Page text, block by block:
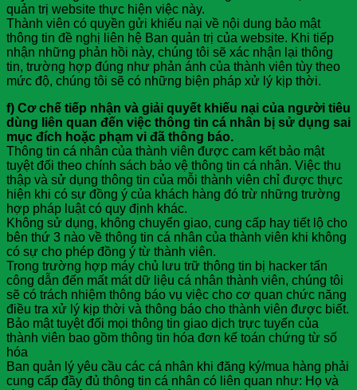
quản trị website thực hiện việc này.
Thành viên có quyền gửi khiếu nại về nội dung bảo mật
thông tin đề nghị liên hệ Ban quản trị của website. Khi tiếp
nhận những phản hồi này, chúng tôi sẽ xác nhận lại thông
tin, trường hợp đúng như phản ánh của thành viên tùy theo
mức độ, chúng tôi sẽ có những biện pháp xử lý kịp thời.
f) Cơ chế tiếp nhận và giải quyết khiếu nại của người tiêu
dùng liên quan đến việc thông tin cá nhân bị sử dụng sai
mục đích hoặc phạm vi đã thông báo.
Thông tin cá nhân của thành viên được cam kết bảo mật
tuyệt đối theo chính sách bảo vệ thông tin cá nhân. Việc thu
thập và sử dụng thông tin của mỗi thành viên chỉ được thực
hiện khi có sự đồng ý của khách hàng đó trừ những trường
hợp pháp luật có quy định khác.
Không sử dụng, không chuyển giao, cung cấp hay tiết lộ cho
bên thứ 3 nào về thông tin cá nhân của thành viên khi không
có sự cho phép đồng ý từ thành viên.
Trong trường hợp máy chủ lưu trữ thông tin bị hacker tấn
công dẫn đến mất mát dữ liệu cá nhân thành viên, chúng tôi
sẽ có trách nhiệm thông báo vụ việc cho cơ quan chức năng
điều tra xử lý kịp thời và thông báo cho thành viên được biết.
Bảo mật tuyệt đối mọi thông tin giao dịch trực tuyến của
thành viên bao gồm thông tin hóa đơn kế toán chứng từ số
hóa
Ban quản lý yêu cầu các cá nhân khi đăng ký/mua hàng phải
cung cấp đầy đủ thông tin cá nhân có liên quan như: Họ và